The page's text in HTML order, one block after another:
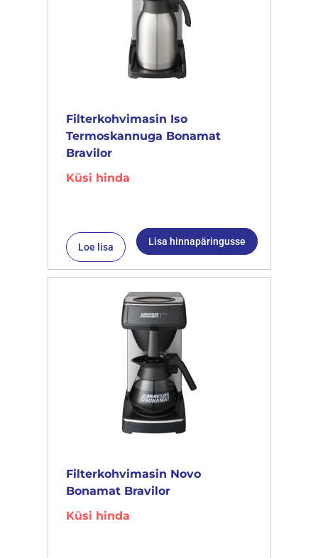
Filterkohvimasin Iso
Termoskannuga Bonamat
Bravilor
Küsi hinda
Loe lisa Lisa hinnapäringusse
Filterkohvimasin Novo
Bonamat Bravilor
Küsi hinda